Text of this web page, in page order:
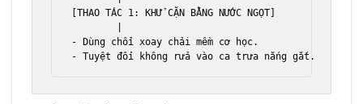
[THAO TÁC 1: KHỬ CẶN BẰNG NƯỚC NGỌT]
- Dùng chổi xoay chải mềm cơ học.              -